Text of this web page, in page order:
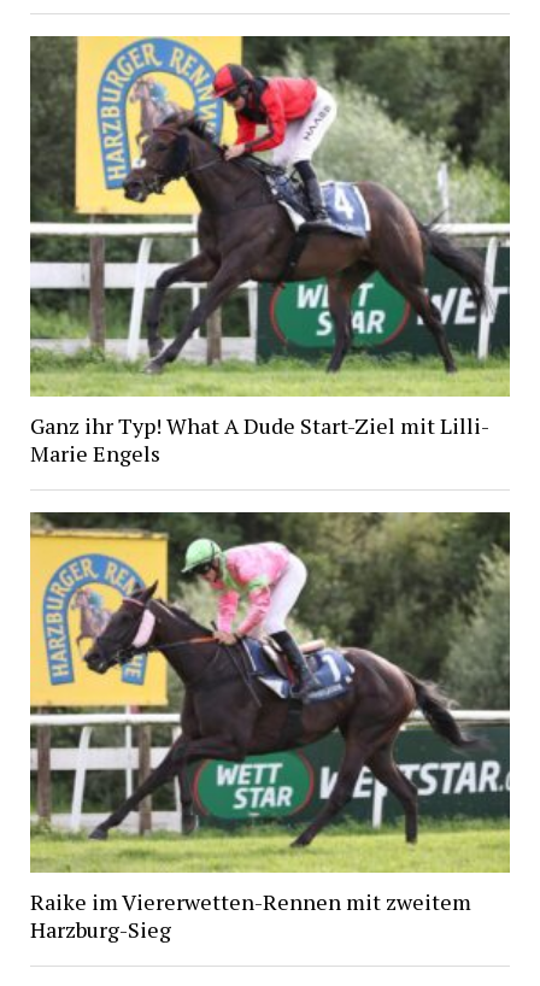
Ganz ihr Typ! What A Dude Start-Ziel mit Lilli-
Marie Engels
Raike im Viererwetten-Rennen mit zweitem
Harzburg-Sieg